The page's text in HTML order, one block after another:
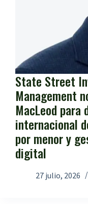
State Street
Management
MacLeod
internacional
por menor y
digital
27 julio, 2026